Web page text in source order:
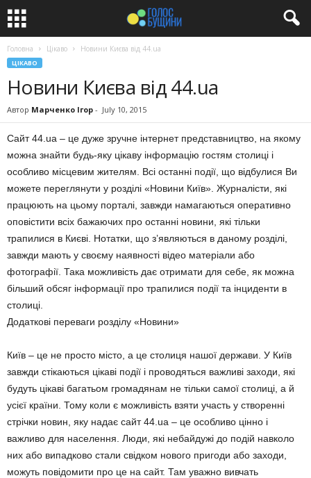
Головна Цікаво Новини Києва від 44.ua
ЦІКАВО
Новини Києва від 44.ua
Автор Марченко Ігор - July 10, 2015
Сайт 44.ua – це дуже зручне інтернет представництво, на якому
можна знайти будь-яку цікаву інформацію гостям столиці і
особливо місцевим жителям. Всі останні події, що відбулися Ви
можете переглянути у розділі «Новини Київ». Журналісти, які
працюють на цьому порталі, завжди намагаються оперативно
оповістити всіх бажаючих про останні новини, які тільки
трапилися в Києві. Нотатки, що з’являються в даному розділі,
завжди мають у своєму наявності відео матеріали або
фотографії. Така можливість дає отримати для себе, як можна
більший обсяг інформації про трапилися події та інциденти в
столиці.
Додаткові переваги розділу «Новини»
Київ – це не просто місто, а це столиця нашої держави. У Київ
завжди стікаються цікаві події і проводяться важливі заходи, які
будуть цікаві багатьом громадянам не тільки самої столиці, а й
усієї країни. Тому коли є можливість взяти участь у створенні
стрічки новин, яку надає сайт 44.ua – це особливо цінно і
важливо для населення. Люди, які небайдужі до подій навколо
них або випадково стали свідком нового пригоди або заходи,
можуть повідомити про це на сайт. Там уважно вивчать